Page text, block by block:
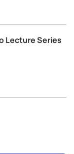
Lecture Series